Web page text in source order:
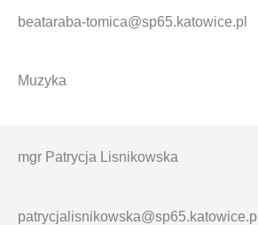
beataraba-tomica@sp65.katowice.pl
Muzyka
mgr Patrycja Lisnikowska
patrycjalisnikowska@sp65.katowice.pl